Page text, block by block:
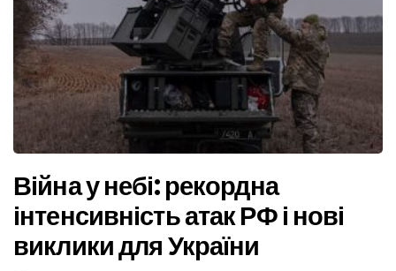
Війна у небі: рекордна
інтенсивність атак РФ і нові
виклики для України